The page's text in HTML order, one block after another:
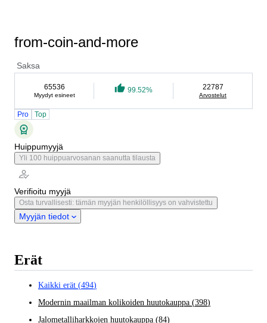
from-coin-and-more
Saksa
65536
Myydyt esineet
99.52% 22787
Arvostelut
Pro Top
Huippumyyjä
Yli 100 huippuarvosanan saanutta tilausta
Verifioitu myyjä
Osta turvallisesti: tämän myyjän henkilöllisyys on vahvistettu
Myyjän tiedot
Erät
Kaikki erät (494)
Modernin maailman kolikoiden huutokauppa (398)
Jalometalliharkkojen huutokauppa (84)